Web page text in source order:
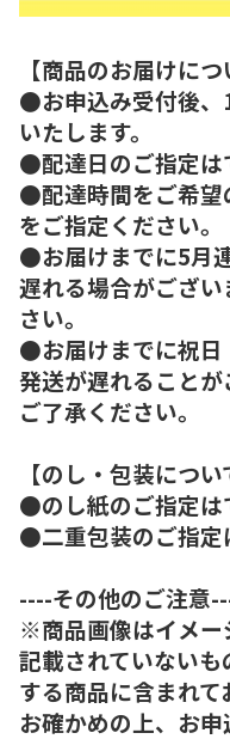
【商品のお届けにつ
●お申込み受付後、
いたします。
●配達日のご指定は
●配達時間をご希望
をご指定ください。
●お届けまでに5月
遅れる場合がござ
さい。
●お届けまでに祝日
発送が遅れること
ご了承ください。
【のし・包装につい
●のし紙のご指定は
●二重包装のご指定
----その他のご注意
※商品画像はイメー
記載されていない
する商品に含まれ
お確かめの上、お申